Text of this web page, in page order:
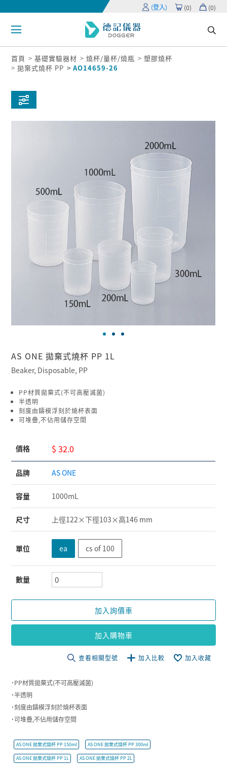
(登入) (0) (0)
首頁 基礎實驗器材 燒杯/量杯/燒瓶
塑膠燒杯
拋棄式燒杯 PP
AO14659-26
AS ONE 拋棄式燒杯 PP 1L
Beaker, Disposable, PP
PP材質拋棄式(不可高壓滅菌)
半透明
刻度由鑄模浮刻於燒杯表面
可堆疊,不佔用儲存空間
價格 $ 32.0
品牌 AS ONE
容量 1000mL
尺寸 上徑122×下徑103×高146 mm
單位 ea cs of 100
數量
加入詢價車
加入購物車
查看相關型號 加入比較 加入收藏
˙PP材質拋棄式(不可高壓滅菌)
˙半透明
˙刻度由鑄模浮刻於燒杯表面
˙可堆疊,不佔用儲存空間
AS ONE 拋棄式燒杯 PP 150ml AS ONE 拋棄式燒杯 PP 300ml
AS ONE 拋棄式燒杯 PP 1L AS ONE 拋棄式燒杯 PP 2L